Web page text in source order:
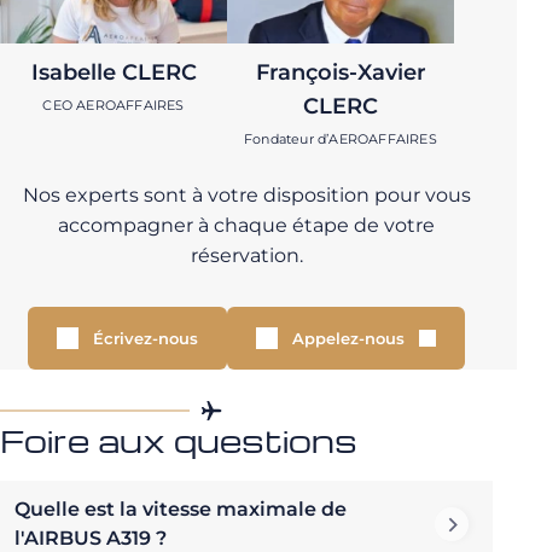
Isabelle CLERC
CEO AEROAFFAIRES
François-Xavier
CLERC
Fondateur d’AEROAFFAIRES
Nos experts sont à votre disposition pour vous
accompagner à chaque étape de votre
réservation.
Écrivez-nous Appelez-nous
Foire aux questions
Quelle est la vitesse maximale de
l'AIRBUS A319 ?